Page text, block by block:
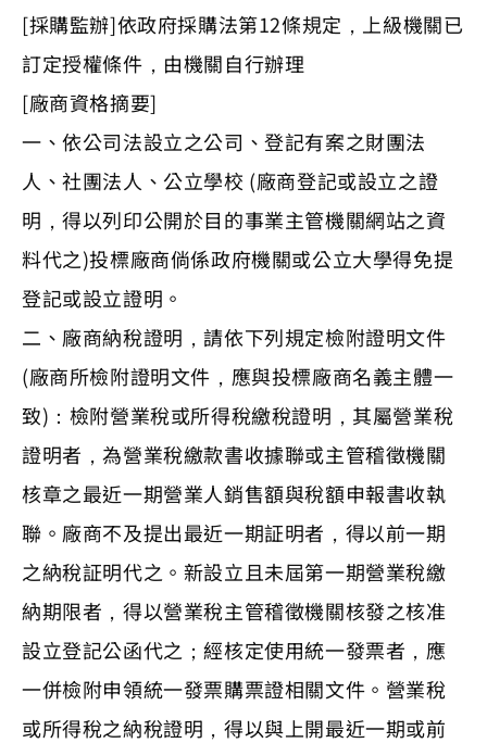
[採購監辦]依政府採購法第12條規定，上級機關已
訂定授權條件，由機關自行辦理
[廠商資格摘要]
一、依公司法設立之公司、登記有案之財團法
人、社團法人、公立學校 (廠商登記或設立之證
明，得以列印公開於目的事業主管機關網站之資
料代之)投標廠商倘係政府機關或公立大學得免提
登記或設立證明。
二、廠商納稅證明，請依下列規定檢附證明文件
(廠商所檢附證明文件，應與投標廠商名義主體一
致)：檢附營業稅或所得稅繳稅證明，其屬營業稅
證明者，為營業稅繳款書收據聯或主管稽徵機關
核章之最近一期營業人銷售額與稅額申報書收執
聯。廠商不及提出最近一期証明者，得以前一期
之納稅証明代之。新設立且未屆第一期營業稅繳
納期限者，得以營業稅主管稽徵機關核發之核准
設立登記公函代之；經核定使用統一發票者，應
一併檢附申領統一發票購票證相關文件。營業稅
或所得稅之納稅證明，得以與上開最近一期或前